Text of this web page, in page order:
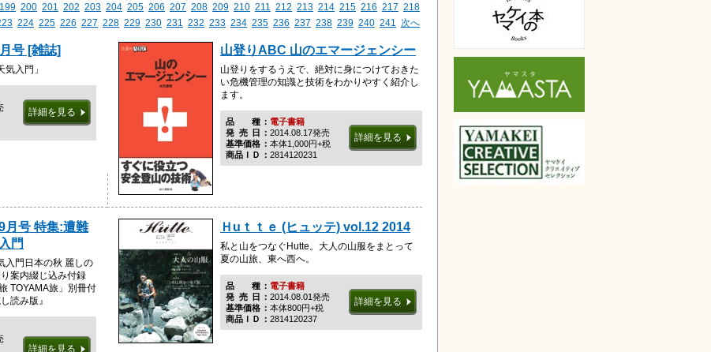
199 200 201 202 203 204 205 206 207 208 209 210 211 212 213 214 215 216 217 218
224 225 226 227 228 229 230 231 232 233 234 235 236 237 238 239 240 241 次へ
号 [雑誌]
入門」
詳細を見る
山登りABC 山のエマージェンシー
山登りをするうえで、絶対に身につけておきた
い危機管理の知識と技術をわかりやすく紹介し
ます。
品種電子書籍
発売日 2014.08.17発売
基準価格
本体1,000円+税
商品ＩＤ
2814120231
詳細を見る
号 特集:遭難
門
入門日本の秋 麗しの
案内綴じ込み付録
TOYAMA旅」別冊付
読み版』
詳細を見る
Ｈuｔｔｅ (ヒュッテ) vol.12 2014
私と山をつなぐHutte。大人の山服をまとって
夏の山旅、東へ西へ。
品種電子書籍
発売日 2014.08.01発売
基準価格
本体800円+税
商品ＩＤ
2814120237
詳細を見る